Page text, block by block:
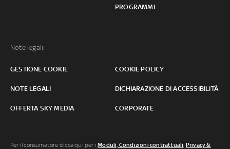
PROGRAMMI
Note legali:
GESTIONE COOKIE COOKIE POLICY
NOTE LEGALI DICHIARAZIONE DI ACCESSIBILITÀ
OFFERTA SKY MEDIA CORPORATE
Per il consumatore clicca qui per iModuli, Condizioni contrattuali Privacy &